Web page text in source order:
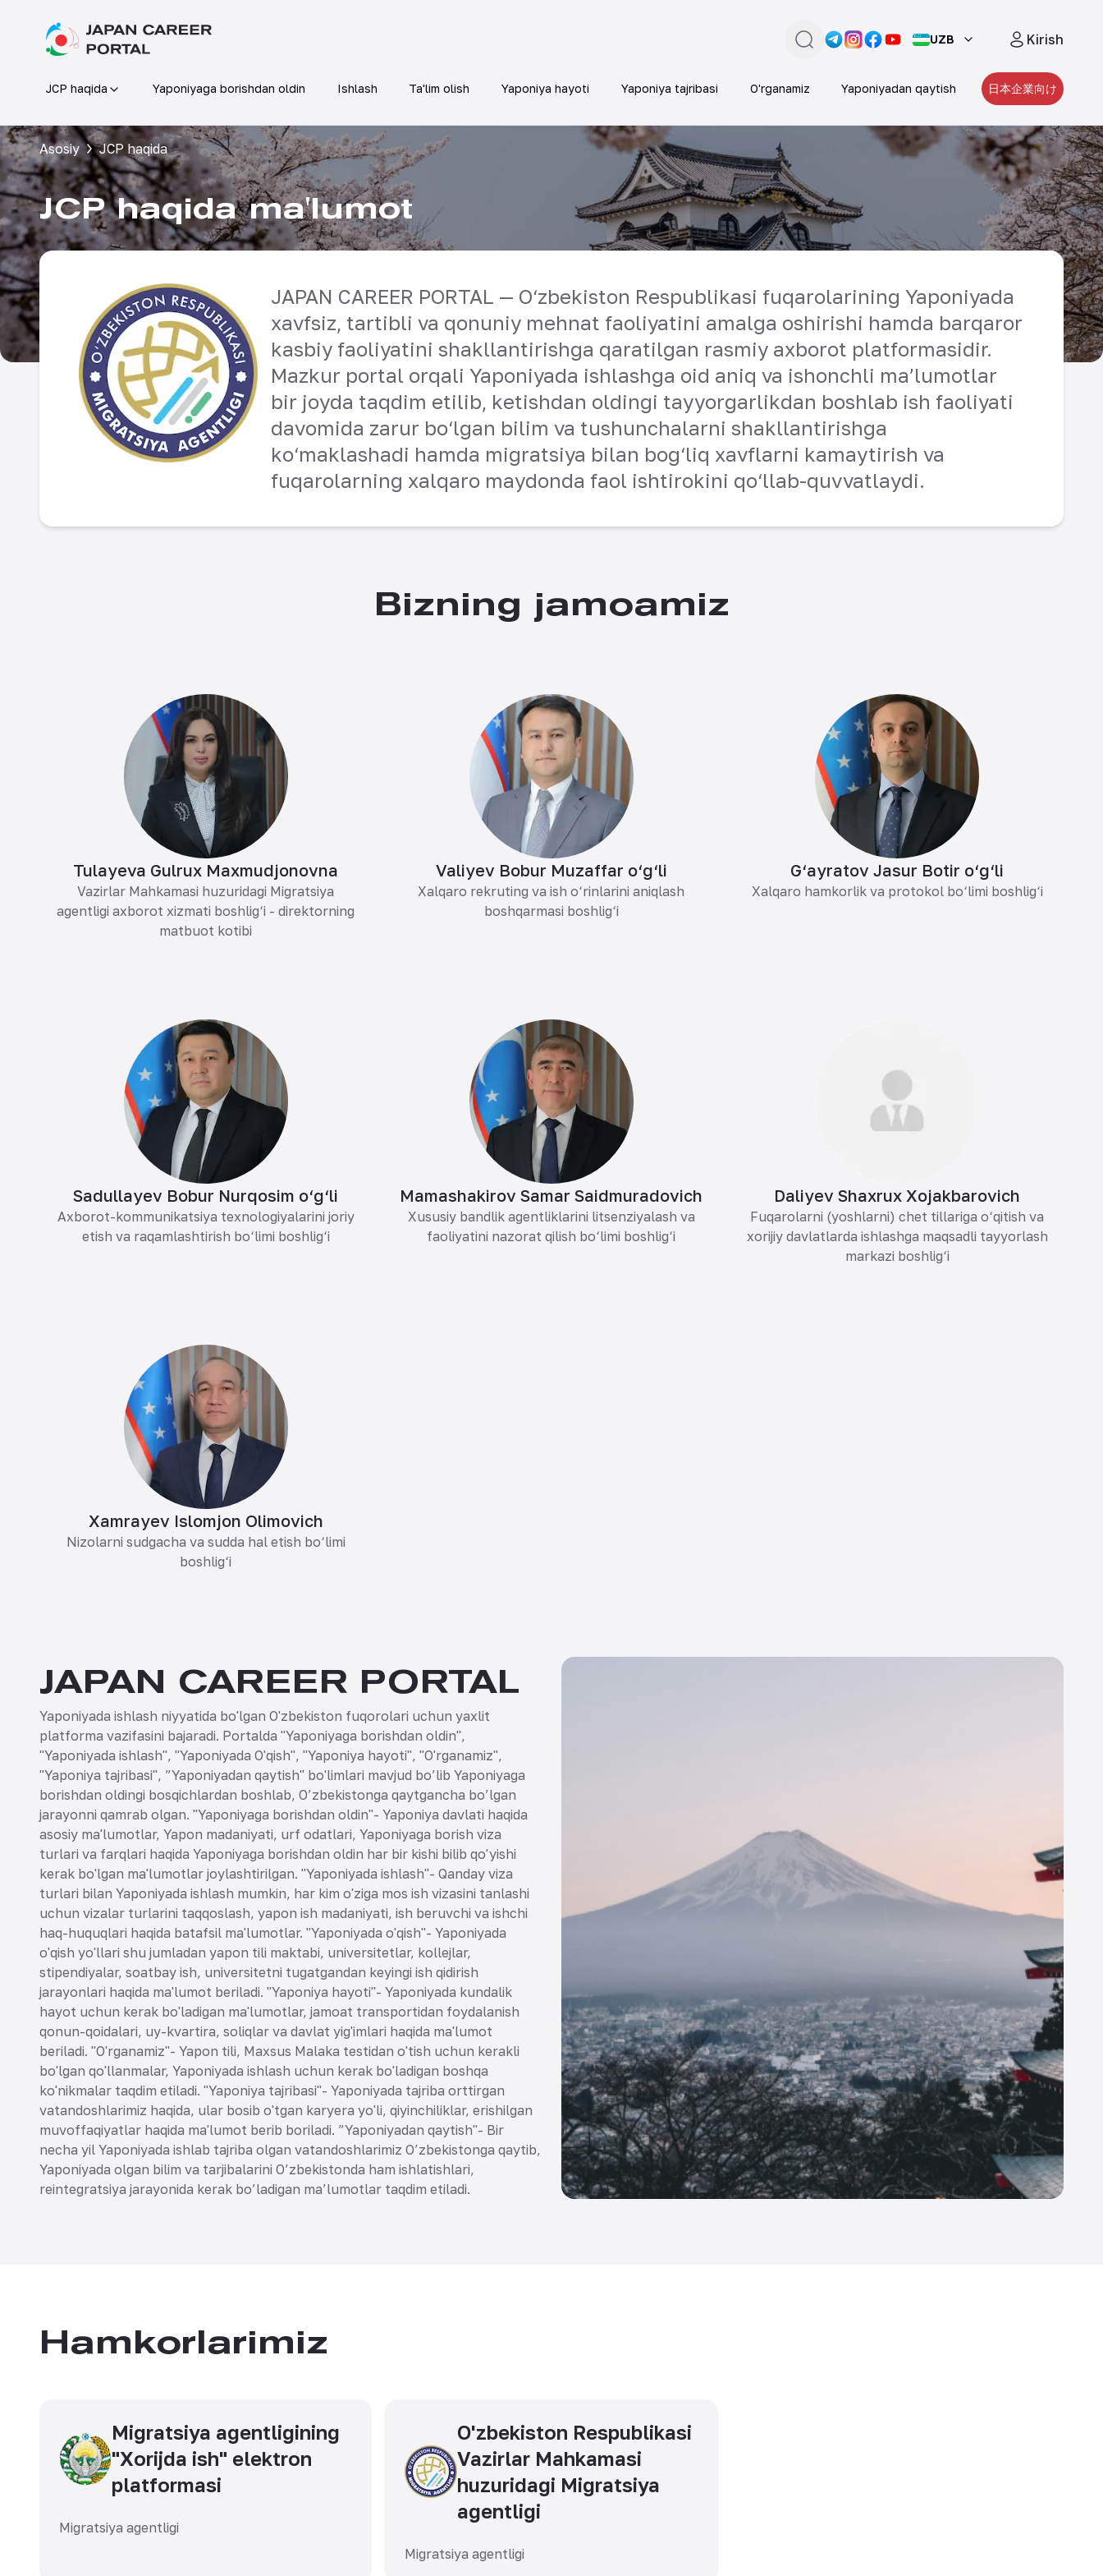
Qidirish
UZB Kirish
JCP haqida Yaponiyaga borishdan oldin Ishlash Ta'lim olish Yaponiya hayoti Yaponiya tajribasi O'rganamiz Yaponiyadan qaytish 日本企業向け
Asosiy JCP haqida
JCP haqida ma'lumot
JAPAN CAREER PORTAL — O‘zbekiston Respublikasi fuqarolarining Yaponiyada
xavfsiz, tartibli va qonuniy mehnat faoliyatini amalga oshirishi hamda barqaror
kasbiy faoliyatini shakllantirishga qaratilgan rasmiy axborot platformasidir.
Mazkur portal orqali Yaponiyada ishlashga oid aniq va ishonchli ma’lumotlar
bir joyda taqdim etilib, ketishdan oldingi tayyorgarlikdan boshlab ish faoliyati
davomida zarur bo‘lgan bilim va tushunchalarni shakllantirishga
ko‘maklashadi hamda migratsiya bilan bog‘liq xavflarni kamaytirish va
fuqarolarning xalqaro maydonda faol ishtirokini qo‘llab-quvvatlaydi.
Bizning jamoamiz
Tulayeva Gulrux Maxmudjonovna
Vazirlar Mahkamasi huzuridagi Migratsiya
agentligi axborot xizmati boshlig‘i - direktorning
matbuot kotibi
Valiyev Bobur Muzaffar o‘g‘li
Xalqaro rekruting va ish o‘rinlarini aniqlash
boshqarmasi boshlig‘i
G‘ayratov Jasur Botir o‘g‘li
Xalqaro hamkorlik va protokol bo‘limi boshlig‘i
Sadullayev Bobur Nurqosim o‘g‘li
Axborot-kommunikatsiya texnologiyalarini joriy
etish va raqamlashtirish bo‘limi boshlig‘i
Mamashakirov Samar Saidmuradovich
Xususiy bandlik agentliklarini litsenziyalash va
faoliyatini nazorat qilish bo‘limi boshlig‘i
Daliyev Shaxrux Xojakbarovich
Fuqarolarni (yoshlarni) chet tillariga o‘qitish va
xorijiy davlatlarda ishlashga maqsadli tayyorlash
markazi boshlig‘i
Xamrayev Islomjon Olimovich
Nizolarni sudgacha va sudda hal etish bo‘limi
boshlig‘i
JAPAN CAREER PORTAL
Yaponiyada ishlash niyyatida bo'lgan O'zbekiston fuqorolari uchun yaxlit
platforma vazifasini bajaradi. Portalda "Yaponiyaga borishdan oldin",
"Yaponiyada ishlash", "Yaponiyada O'qish", "Yaponiya hayoti", "O'rganamiz",
"Yaponiya tajribasi", ”Yaponiyadan qaytish" bo'limlari mavjud bo’lib Yaponiyaga
borishdan oldingi bosqichlardan boshlab, O’zbekistonga qaytgancha bo’lgan
jarayonni qamrab olgan. "Yaponiyaga borishdan oldin"- Yaponiya davlati haqida
asosiy ma'lumotlar, Yapon madaniyati, urf odatlari, Yaponiyaga borish viza
turlari va farqlari haqida Yaponiyaga borishdan oldin har bir kishi bilib qo'yishi
kerak bo'lgan ma'lumotlar joylashtirilgan. "Yaponiyada ishlash"- Qanday viza
turlari bilan Yaponiyada ishlash mumkin, har kim o'ziga mos ish vizasini tanlashi
uchun vizalar turlarini taqqoslash, yapon ish madaniyati, ish beruvchi va ishchi
haq-huquqlari haqida batafsil ma'lumotlar. "Yaponiyada o'qish"- Yaponiyada
o'qish yo'llari shu jumladan yapon tili maktabi, universitetlar, kollejlar,
stipendiyalar, soatbay ish, universitetni tugatgandan keyingi ish qidirish
jarayonlari haqida ma'lumot beriladi. "Yaponiya hayoti"- Yaponiyada kundalik
hayot uchun kerak bo'ladigan ma'lumotlar, jamoat transportidan foydalanish
qonun-qoidalari, uy-kvartira, soliqlar va davlat yig'imlari haqida ma'lumot
beriladi. "O'rganamiz"- Yapon tili, Maxsus Malaka testidan o'tish uchun kerakli
bo'lgan qo'llanmalar, Yaponiyada ishlash uchun kerak bo'ladigan boshqa
ko'nikmalar taqdim etiladi. "Yaponiya tajribasi"- Yaponiyada tajriba orttirgan
vatandoshlarimiz haqida, ular bosib o'tgan karyera yo'li, qiyinchiliklar, erishilgan
muvoffaqiyatlar haqida ma'lumot berib boriladi. ”Yaponiyadan qaytish"- Bir
necha yil Yaponiyada ishlab tajriba olgan vatandoshlarimiz O’zbekistonga qaytib,
Yaponiyada olgan bilim va tarjibalarini O’zbekistonda ham ishlatishlari,
reintegratsiya jarayonida kerak bo’ladigan ma’lumotlar taqdim etiladi.
Hamkorlarimiz
Migratsiya agentligining
"Xorijda ish" elektron
platformasi
Migratsiya agentligi
O'zbekiston Respublikasi
Vazirlar Mahkamasi
huzuridagi Migratsiya
agentligi
Migratsiya agentligi